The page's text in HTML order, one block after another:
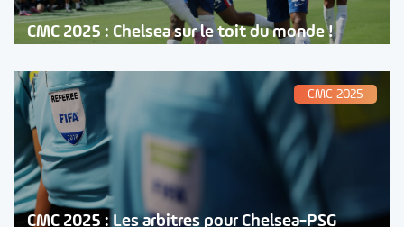
CMC 2025 : Chelsea sur le toit du monde !
CMC 2025
CMC 2025 : Les arbitres pour Chelsea-PSG